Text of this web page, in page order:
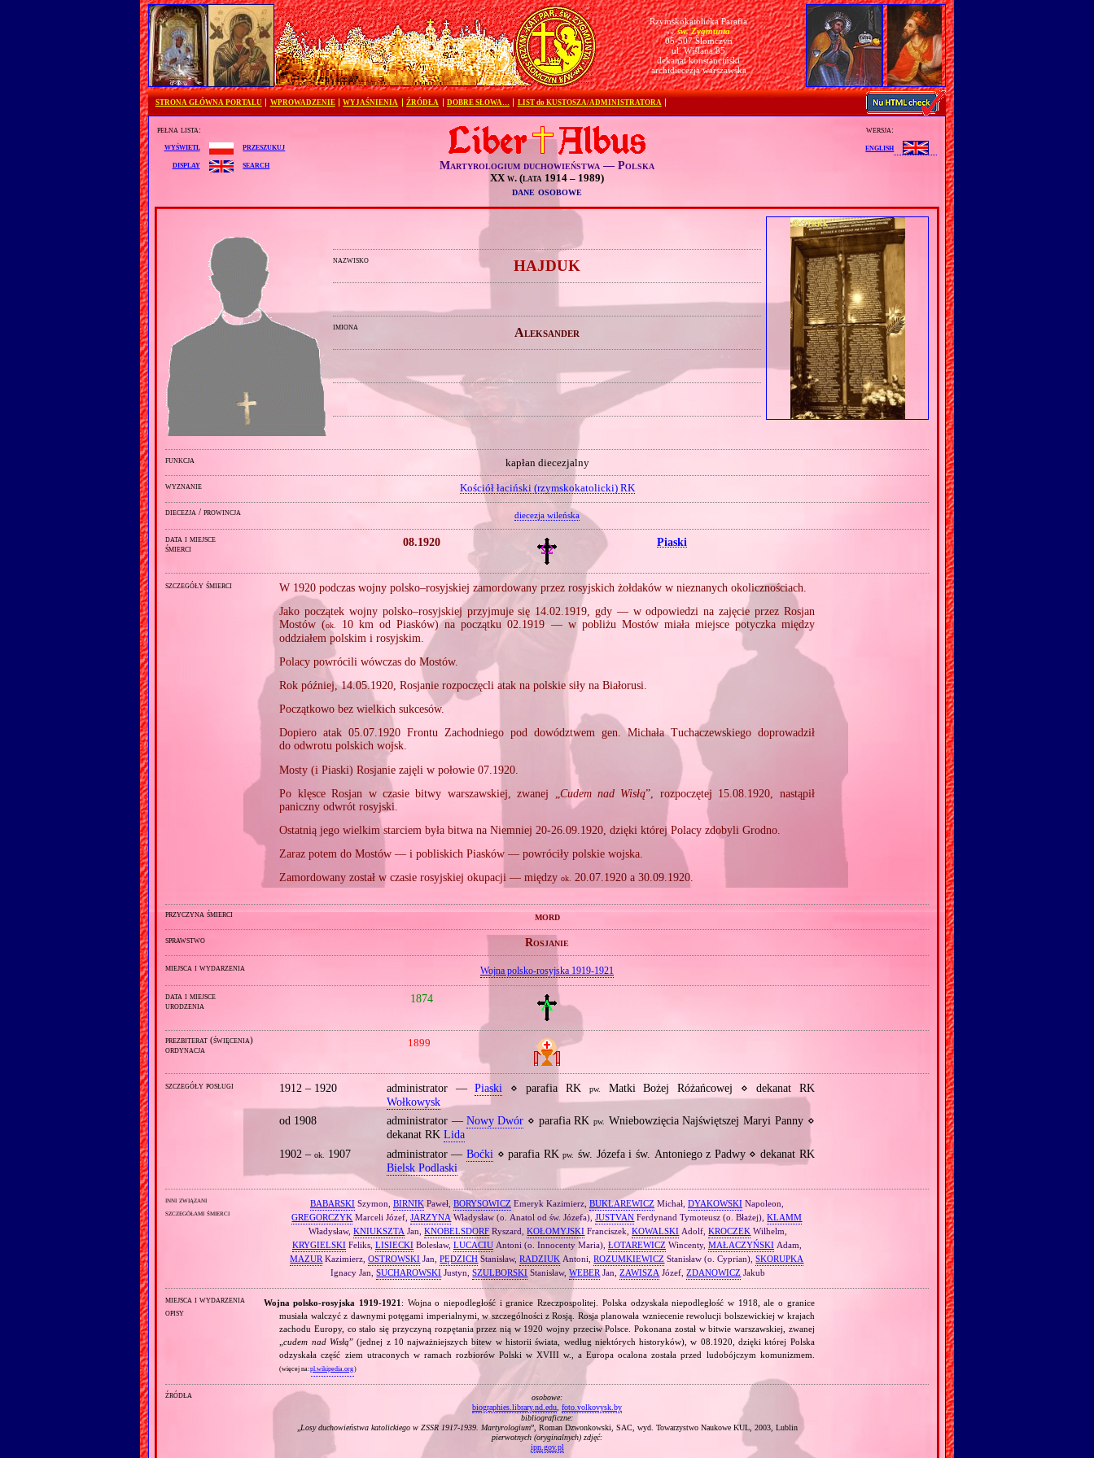
Rzymskokatolicka Parafia
pw.św. Zygmunta
05-507 Słomczyn
ul. Wiślana 85
dekanat konstanciński
archidiecezja warszawska
STRONA GŁÓWNA PORTALU WPROWADZENIE WYJAŚNIENIA ŹRÓDŁA DOBRE SŁOWA… LIST do KUSTOSZA/ADMINISTRATORA
pełna lista:
wyświetl
przeszukuj
display
search Martyrologium duchowieństwa — Polska
XX w. (lata 1914 – 1989)
dane osobowe
wersja:
english
nazwisko HAJDUK
imiona Aleksander
funkcja kapłan diecezjalny
wyznanie Kościół łaciński (rzymskokatolicki) RK
diecezja / prowincja diecezja wileńska
data i miejsce
śmierci
08.1920 Piaski
szczegóły śmierci
W 1920 podczas wojny polsko–rosyjskiej zamordowany przez rosyjskich żołdaków w nieznanych okolicznościach.
Jako początek wojny polsko–rosyjskiej przyjmuje się 14.02.1919, gdy — w odpowiedzi na zajęcie przez Rosjan
Mostów (ok.
10 km od Piasków) na początku 02.1919 — w pobliżu Mostów miała miejsce potyczka między
oddziałem polskim i rosyjskim.
Polacy powrócili wówczas do Mostów.
Rok później, 14.05.1920, Rosjanie rozpoczęcli atak na polskie siły na Białorusi.
Początkowo bez wielkich sukcesów.
Dopiero atak 05.07.1920 Frontu Zachodniego pod dowództwem gen. Michała Tuchaczewskiego doprowadził
do odwrotu polskich wojsk.
Mosty (i Piaski) Rosjanie zajęli w połowie 07.1920.
Po klęsce Rosjan w czasie bitwy warszawskiej, zwanej „ Cudem nad Wisłą”, rozpoczętej 15.08.1920, nastąpił
paniczny odwrót rosyjski.
Ostatnią jego wielkim starciem była bitwa na Niemniej 20‐26.09.1920, dzięki której Polacy zdobyli Grodno.
Zaraz potem do Mostów — i pobliskich Piasków — powróciły polskie wojska.
Zamordowany został w czasie rosyjskiej okupacji — międzyok. 20.07.1920 a 30.09.1920.
przyczyna śmierci mord
sprawstwo Rosjanie
miejsca i wydarzenia Wojna polsko‐rosyjska 1919‐1921
data i miejsce
urodzenia
1874
prezbiterat (święcenia)
ordynacja
1899
szczegóły posługi 1912 – 1920 administrator —Piaski ⋄ parafia RK pw.
Matki Bożej Różańcowej ⋄ dekanat RK
Wołkowysk
od 1908
administrator —Nowy Dwór ⋄ parafia RKpw. Wniebowzięcia Najświętszej Maryi Panny ⋄
dekanat RK Lida
1902 –ok. 1907 administrator —Boćki ⋄ parafia RKpw.
św. Józefa i św. Antoniego z Padwy ⋄ dekanat RK
Bielsk Podlaski
inni związani
szczegółami śmierci
BABARSKISzymon, BIRNIK Paweł, BORYSOWICZ Emeryk Kazimierz, BUKLAREWICZ Michał, DYAKOWSKINapoleon,
GREGORCZYK Marceli Józef,JARZYNAWładysław (o. Anatol od św. Józefa),JUSTVAN Ferdynand Tymoteusz (o. Błażej),KLAMM
Władysław,KNIUKSZTA Jan,KNOBELSDORF Ryszard,KOŁOMYJSKI Franciszek,KOWALSKI Adolf,KROCZEK Wilhelm,
KRYGIELSKIFeliks, LISIECKIBolesław, LUCACIUAntoni (o. Innocenty Maria), ŁOTAREWICZ Wincenty, MAŁACZYŃSKIAdam,
MAZUR Kazimierz,OSTROWSKI Jan,PĘDZICH Stanisław,RADZIUK Antoni,ROZUMKIEWICZ Stanisław (o. Cyprian),SKORUPKA
Ignacy Jan,SUCHAROWSKI Justyn,SZULBORSKI Stanisław,WEBER Jan,ZAWISZA Józef,ZDANOWICZ Jakub
miejsca i wydarzenia
opisy
Wojna polsko‐rosyjska 1919‐1921 : Wojna o niepodległość i granice Rzeczpospolitej. Polska odzyskała niepodległość w 1918, ale o granice
musiała walczyć z dawnymi potęgami imperialnymi, w szczególności z Rosją. Rosja planowała wzniecenie rewolucji bolszewickiej w krajach
zachodu Europy, co stało się przyczyną rozpętania przez nią w 1920 wojny przeciw Polsce. Pokonana został w bitwie warszawskiej, zwanej
„cudem nad Wisłą” (jednej z 10 najważniejszych bitew w historii świata, według niektórych historyków), w 08.1920, dzięki której Polska
odzyskała część ziem utraconych w ramach rozbiorów Polski w XVIII w., a Europa ocalona została przed ludobójczym komunizmem.
(więcej na:pl.wikipedia.org)
źródła
osobowe:
biographies.library.nd.edu foto.volkovysk.by
bibliograficzne:
Losy duchowieństwa katolickiego w ZSSR 1917‐1939. Martyrologium”, Roman Dzwonkowski, SAC, wyd. Towarzystwo Naukowe KUL, 2003, Lublin
pierwotnych (oryginalnych) zdjęć:
ipn.gov.pl